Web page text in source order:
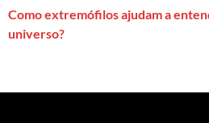
Como extremófilos ajudam a
universo?